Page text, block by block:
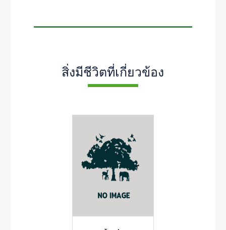
สิ่งมีชีวิตที่เกี่ยวข้อง